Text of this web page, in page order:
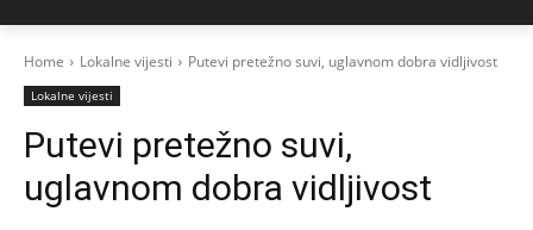
Home Lokalne vijesti Putevi pretežno suvi, uglavnom dobra vidljivost
Lokalne vijesti
Putevi pretežno suvi,
uglavnom dobra vidljivost